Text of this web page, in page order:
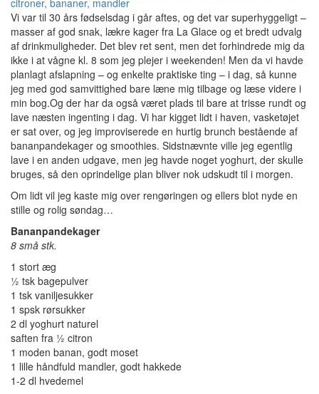
Vi var til 30 års fødselsdag i går aftes, og det var superhyggeligt –
masser af god snak, lækre kager fra La Glace og et bredt udvalg
af drinkmuligheder. Det blev ret sent, men det forhindrede mig da
ikke i at vågne kl. 8 som jeg plejer i weekenden! Men da vi havde
planlagt afslapning – og enkelte praktiske ting – i dag, så kunne
jeg med god samvittighed bare læne mig tilbage og læse videre i
min bog.Og der har da også været plads til bare at trisse rundt og
lave næsten ingenting i dag. Vi har kigget lidt i haven, vasketøjet
er sat over, og jeg improviserede en hurtig brunch bestående af
bananpandekager og smoothies. Sidstnævnte ville jeg egentlig
lave i en anden udgave, men jeg havde noget yoghurt, der skulle
bruges, så den oprindelige plan bliver nok udskudt til i morgen.
Om lidt vil jeg kaste mig over rengøringen og ellers blot nyde en
stille og rolig søndag…
Bananpandekager
8 små stk.
1 stort æg
½ tsk bagepulver
1 tsk vaniljesukker
1 spsk rørsukker
2 dl yoghurt naturel
saften fra ½ citron
1 moden banan, godt moset
1 lille håndfuld mandler, godt hakkede
1-2 dl hvedemel